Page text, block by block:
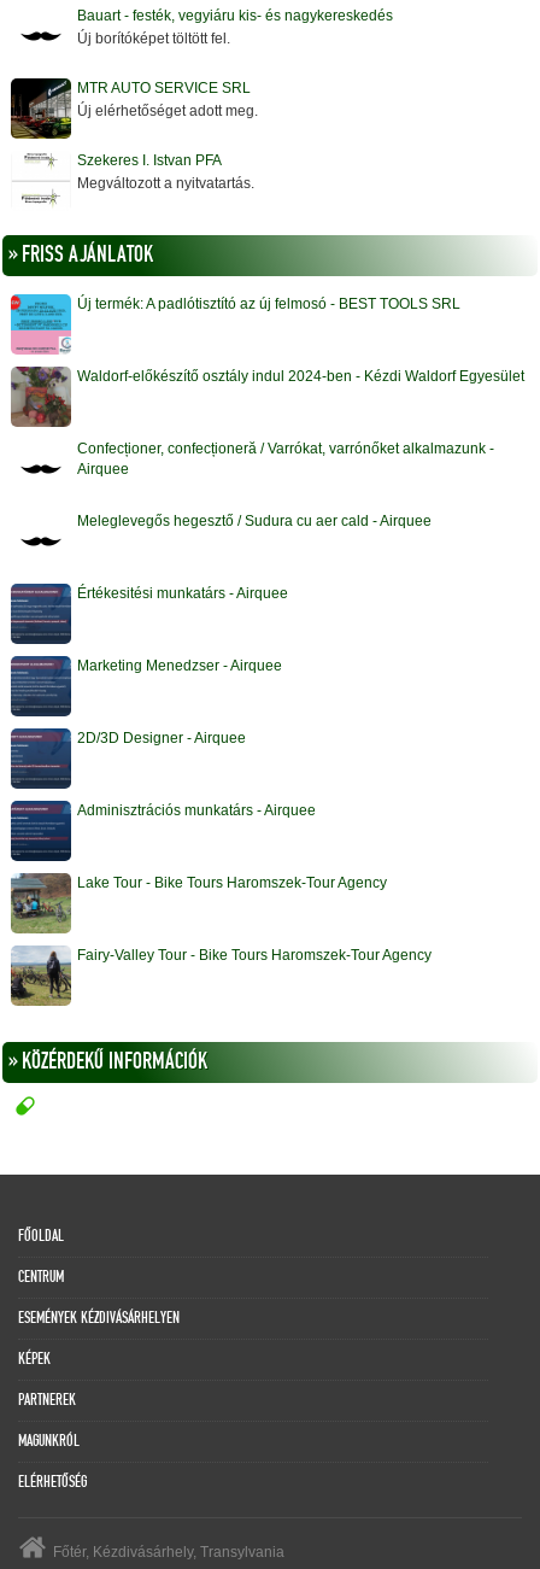
Bauart - festék, vegyiáru kis- és nagykereskedés
Új borítóképet töltött fel.
MTR AUTO SERVICE SRL
Új elérhetőséget adott meg.
Szekeres I. Istvan PFA
Megváltozott a nyitvatartás.
» FRISS AJÁNLATOK
Új termék: A padlótisztító az új felmosó - BEST TOOLS SRL
Waldorf-előkészítő osztály indul 2024-ben - Kézdi Waldorf Egyesület
Confecționer, confecționeră / Varrókat, varrónőket alkalmazunk -
Airquee
Meleglevegős hegesztő / Sudura cu aer cald - Airquee
Értékesitési munkatárs - Airquee
Marketing Menedzser - Airquee
2D/3D Designer - Airquee
Adminisztrációs munkatárs - Airquee
Lake Tour - Bike Tours Haromszek-Tour Agency
Fairy-Valley Tour - Bike Tours Haromszek-Tour Agency
» KÖZÉRDEKŰ INFORMÁCIÓK
FŐOLDAL
CENTRUM
ESEMÉNYEK KÉZDIVÁSÁRHELYEN
KÉPEK
PARTNEREK
MAGUNKRÓL
ELÉRHETŐSÉG
Főtér, Kézdivásárhely, Transylvania